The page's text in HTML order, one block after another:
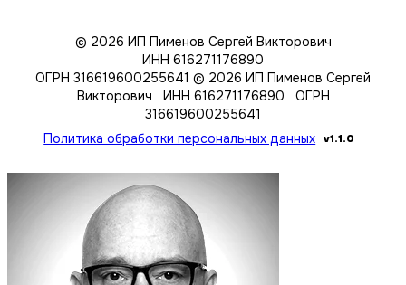
© 2026 ИП Пименов Сергей Викторович
ИНН 616271176890
ОГРН 316619600255641 © 2026 ИП Пименов Сергей
Викторович ИНН 616271176890 ОГРН
316619600255641
Политика обработки персональных данных v1.1.0